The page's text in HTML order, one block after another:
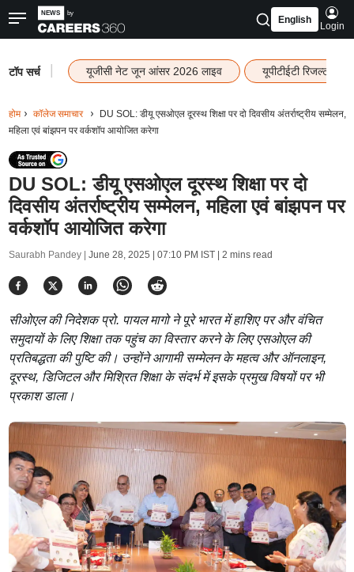
English
Login
टॉप सर्च यूजीसी नेट जून आंसर 2026 लाइव यूपीटीईटी रिजल्ट
होम कॉलेज समाचार
DU SOL: डीयू एसओएल दूरस्थ शिक्षा पर दो दिवसीय अंतर्राष्ट्रीय सम्मेलन,
महिला एवं बांझपन पर वर्कशॉप आयोजित करेगा
DU SOL: डीयू एसओएल दूरस्थ शिक्षा पर दो
दिवसीय अंतर्राष्ट्रीय सम्मेलन, महिला एवं बांझपन पर
वर्कशॉप आयोजित करेगा
Saurabh Pandey | June 28, 2025 | 07:10 PM IST| 2 mins read
सीओएल की निदेशक प्रो. पायल मागो ने पूरे भारत में हाशिए पर और वंचित
समुदायों के लिए शिक्षा तक पहुंच का विस्तार करने के लिए एसओएल की
प्रतिबद्धता की पुष्टि की। उन्होंने आगामी सम्मेलन के महत्व और ऑनलाइन,
दूरस्थ, डिजिटल और मिश्रित शिक्षा के संदर्भ में इसके प्रमुख विषयों पर भी
प्रकाश डाला।